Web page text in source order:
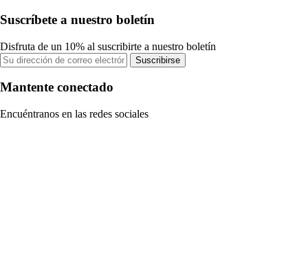
Suscríbete a nuestro boletín
Disfruta de un 10% al suscribirte a nuestro boletín
Suscribirse
Mantente conectado
Encuéntranos en las redes sociales